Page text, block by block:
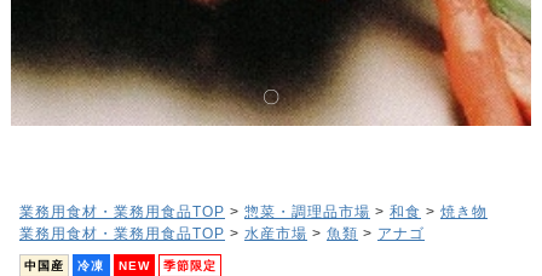
業務用食材・業務用食品TOP > 惣菜・調理品市場 > 和食 > 焼き物
業務用食材・業務用食品TOP > 水産市場 > 魚類 > アナゴ
中国産 冷凍 NEW 季節限定